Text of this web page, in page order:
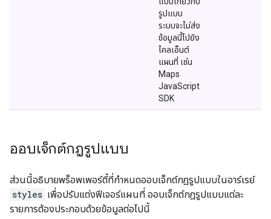
รูปแบบ
ระบบจะไม่ส่ง
ข้อมูลนี้ไปยัง
ไคลเอ็นต์
แผนที่ เช่น
Maps
JavaScript
SDK
ออบเจ็กต์กฎรูปแบบ
ส่วนนี้อธิบายพร็อพเพอร์ตี้ที่กำหนดออบเจ็กต์กฎรูปแบบในอาร์เรย์
styles เพื่อปรับแต่งฟีเจอร์แผนที่ ออบเจ็กต์กฎรูปแบบแต่ละ
รายการต้องประกอบด้วยข้อมูลต่อไปนี้